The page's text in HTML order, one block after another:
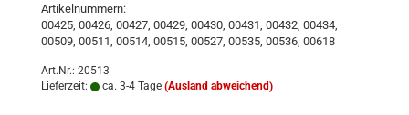
Artikelnummern:
00425, 00426, 00427, 00429, 00430, 00431, 00432, 00434,
00509, 00511, 00514, 00515, 00527, 00535, 00536, 00618
Art.Nr.: 20513
Lieferzeit:
ca. 3-4 Tage (Ausland abweichend)